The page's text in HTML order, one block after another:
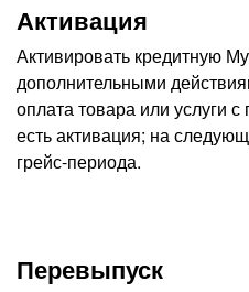
Активация
Активировать кредитную
дополнительными
оплата товара или услуги
есть активация; на
грейс-периода.
Перевыпуск